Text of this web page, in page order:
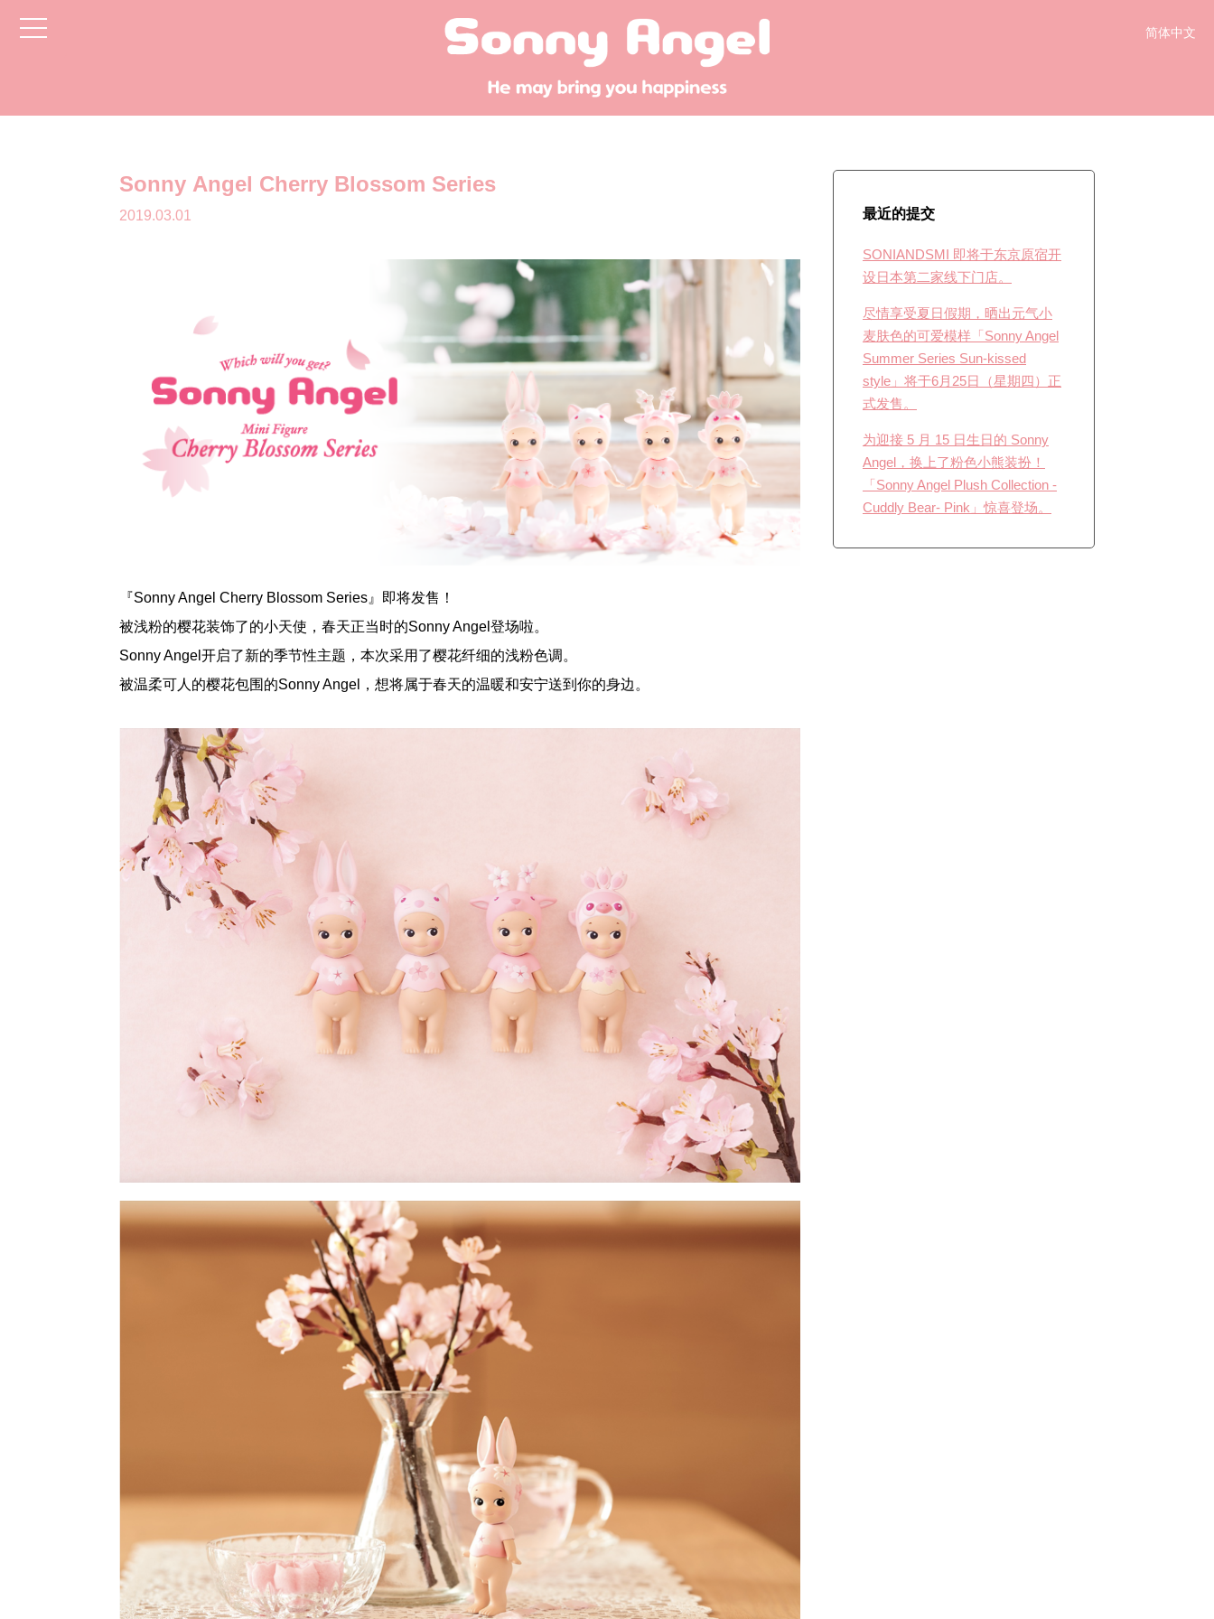
toggle
navigation
简体中文
Sonny Angel Cherry Blossom Series
2019.03.01
『Sonny Angel Cherry Blossom Series』即将发售！
被浅粉的樱花装饰了的小天使，春天正当时的Sonny Angel登场啦。
Sonny Angel开启了新的季节性主题，本次采用了樱花纤细的浅粉色调。
被温柔可人的樱花包围的Sonny Angel，想将属于春天的温暖和安宁送到你的身边。
最近的提交
SONIANDSMI 即将于东京原宿开
设日本第二家线下门店。
尽情享受夏日假期，晒出元气小
麦肤色的可爱模样「Sonny Angel
Summer Series Sun-kissed
style」将于6月25日（星期四）正
式发售。
为迎接 5 月 15 日生日的 Sonny
Angel，换上了粉色小熊装扮！
「Sonny Angel Plush Collection -
Cuddly Bear- Pink」惊喜登场。